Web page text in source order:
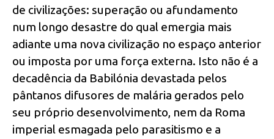
de civilizações: superação ou afundamento
num longo desastre do qual emergia mais
adiante uma nova civilização no espaço anterior
ou imposta por uma força externa. Isto não é a
decadência da Babilónia devastada pelos
pântanos difusores de malária gerados pelo
seu próprio desenvolvimento, nem da Roma
imperial esmagada pelo parasitismo e a